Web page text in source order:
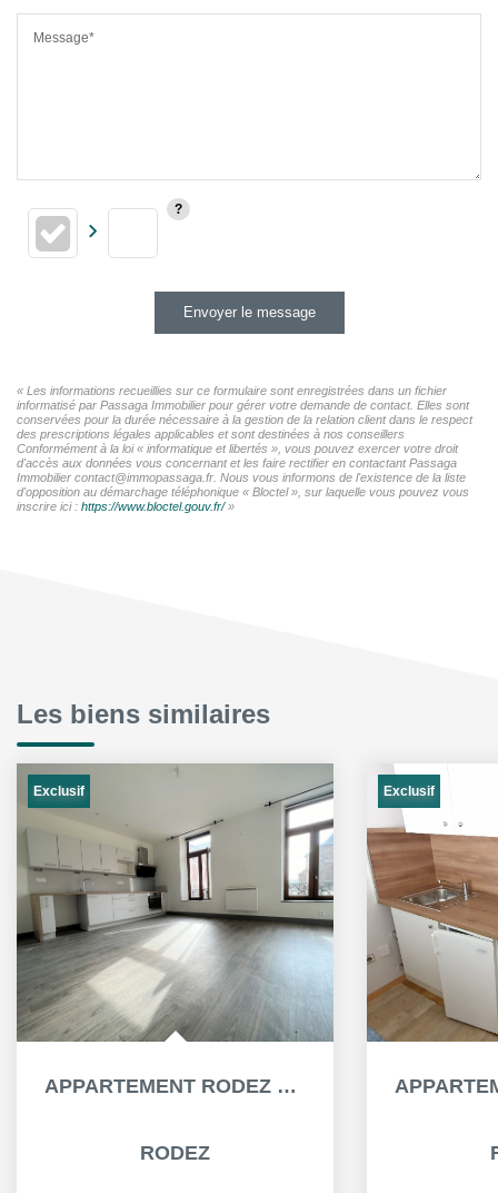
Message*
Envoyer le message
« Les informations recueillies sur ce formulaire sont enregistrées dans un fichier
informatisé par Passaga Immobilier pour gérer votre demande de contact. Elles sont
conservées pour la durée nécessaire à la gestion de la relation client dans le respect
des prescriptions légales applicables et sont destinées à nos conseillers
Conformément à la loi « informatique et libertés », vous pouvez exercer votre droit
d'accès aux données vous concernant et les faire rectifier en contactant Passaga
Immobilier contact@immopassaga.fr. Nous vous informons de l'existence de la liste
d'opposition au démarchage téléphonique « Bloctel », sur laquelle vous pouvez vous
inscrire ici : https://www.bloctel.gouv.fr/»
Les biens similaires
Exclusif
APPARTEMENT RODEZ 3 PIÈCE(S) 54.91 M²
RODEZ
Exclusif